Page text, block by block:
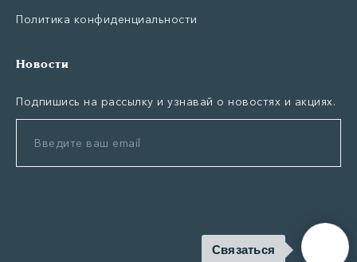
Политика конфиденциальности
Новости
Подпишись на рассылку и узнавай о новостях и акциях.
Связаться